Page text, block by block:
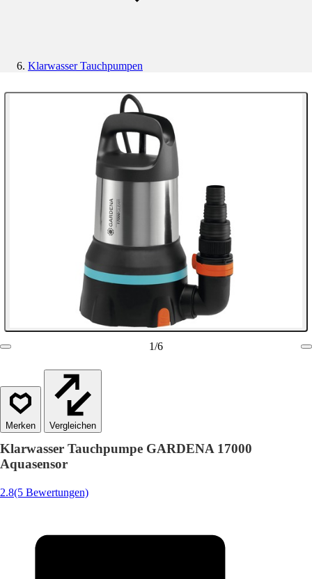
Klarwasser Tauchpumpen
1/6
Vergleichen
Klarwasser Tauchpumpe GARDENA 17000
Aquasensor
2.8(5 Bewertungen)